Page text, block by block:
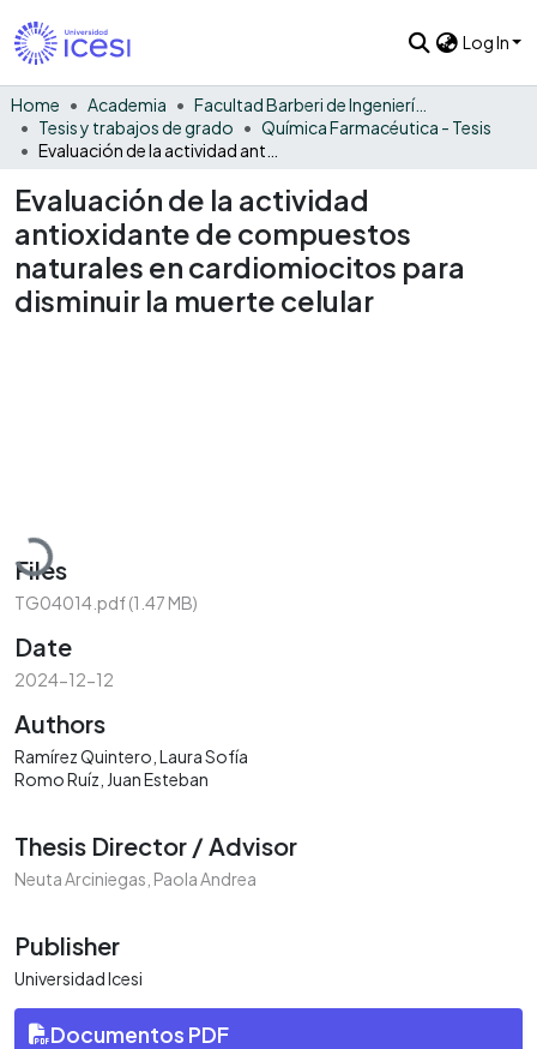
Log In
Home Academia
Facultad Barberi de Ingeniería, Diseño y Ciencias Aplicadas
Tesis y trabajos de grado
Química Farmacéutica - Tesis
Evaluación de la actividad
antioxidante de compuestos
naturales en cardiomiocitos para
disminuir la muerte celular
Loading...
Files
TG04014.pdf(1.47 MB)
Date
2024-12-12
Authors
Ramírez Quintero, Laura Sofía
Romo Ruíz, Juan Esteban
Thesis Director / Advisor
Neuta Arciniegas, Paola Andrea
Publisher
Universidad Icesi
Documentos PDF